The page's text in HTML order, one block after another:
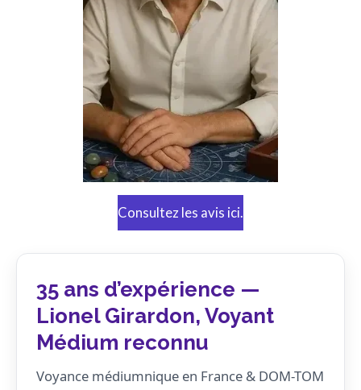
Consultez les avis ici.
35 ans d’expérience —
Lionel Girardon, Voyant
Médium reconnu
Voyance médiumnique en France & DOM-TOM